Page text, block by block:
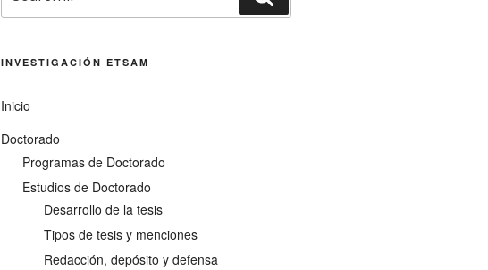
for:
INVESTIGACIÓN ETSAM
Inicio
Doctorado
Programas de Doctorado
Estudios de Doctorado
Desarrollo de la tesis
Tipos de tesis y menciones
Redacción, depósito y defensa